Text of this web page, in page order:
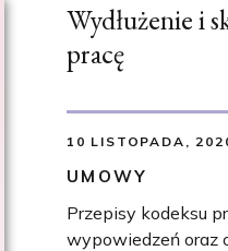
Przepisy kodeksu
wypowiedzeń oraz
UMOWY
10 LISTOPADA,
Wydłużenie i
pracę